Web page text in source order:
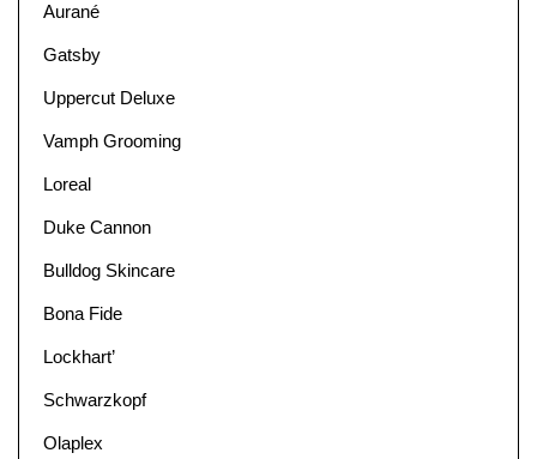
Aurané
Gatsby
Uppercut Deluxe
Vamph Grooming
Loreal
Duke Cannon
Bulldog Skincare
Bona Fide
Lockhart’
Schwarzkopf
Olaplex